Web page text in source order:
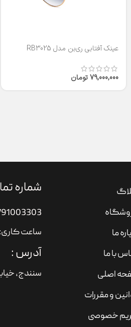
عینک آفتابی ری‌بن مدل RB3025
79,000,000تومان
ما
با ما
اصلی
و مقررات
خصوصی
شماره
ساعت کاری: 9 تا 13 و 15 تا
آدرس :
سنندج،